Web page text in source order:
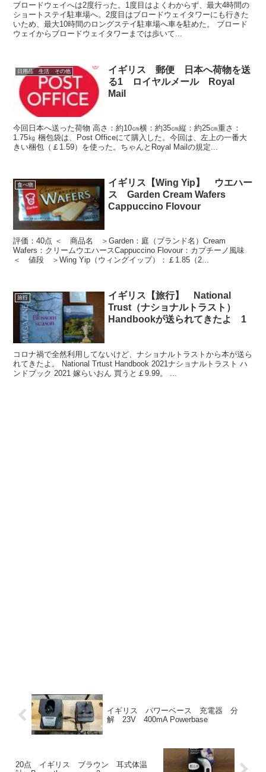
ブロードウェイへは2度行った。1度目はよくわからず、最大4時間の
ショートステイ駐車場へ。2度目はブロードウェイタワーにも行きた
いため、最大10時間のロングステイ駐車場へ車を駐めた。 ブロード
ウェイからブロードウェイタワーまでは歩いて...
日用品 生活 その他
イギリス 郵便 日本へ荷物を送
る1 ロイヤルメール Royal
Mail
今回日本へ送った荷物 高さ：約10㎝横：約35㎝縦：約25㎝重さ：
1.75㎏ 梱包袋は、Post Officeにて購入した。今回は、左上の一番大
きい梱包（￡1.59）を使った。ちゃんとRoyal Mailの規定...
食べ物
イギリス【Wing Yip】 ウエハー
ス Garden Cream Wafers
Cappuccino Flovour
評価：40点 ＜ 商品名 ＞Garden：庭（ブランド名）Cream
Wafers：クリームウエハースCappuccino Flovour：カプチーノ風味
＜ 値段 ＞Wing Yip（ウィングイップ）：￡1.85（2...
旅行
イギリス【旅行】 National
Trust（ナショナルトラスト）
Handbookが送られてきたよ 1
コロナ禍で全然利用してないけど、ナショナルトラストから本が送ら
れてきたよ。 National Trtust Handbook 2021ナショナルトラスト ハ
ンドブック 2021 嫁らいおん 買うと￡9.99。 ...
イギリス パワーベース 充電器 分
解 23V 400mA Powerbase
20点 イギリス ブラウン 耳式体温